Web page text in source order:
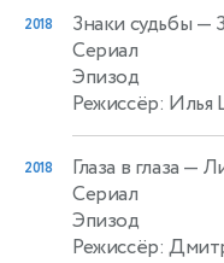
2018 Знаки судьбы —
Сериал
Эпизод
Режиссёр:
2018 Глаза в глаза —
Сериал
Эпизод
Режиссёр: